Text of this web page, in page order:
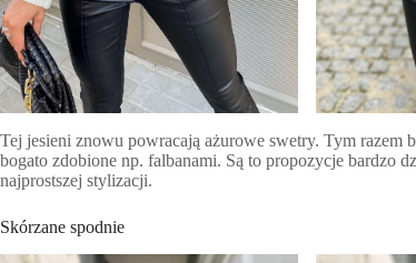
Tej jesieni znowu powracają ażurowe swetry. Tym razem
bogato zdobione np. falbanami. Są to propozycje bardzo
najprostszej stylizacji.
Skórzane spodnie